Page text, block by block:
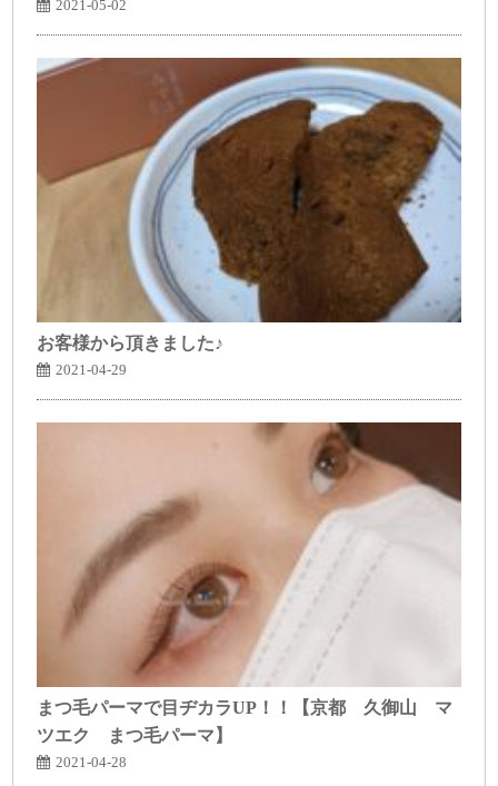
2021-05-02
お客様から頂きました♪
2021-04-29
まつ毛パーマで目ヂカラUP！！【京都 久御山 マ
ツエク まつ毛パーマ】
2021-04-28